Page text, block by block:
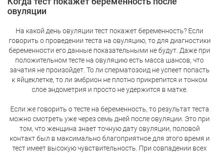
овуляции
На какой день овуляции тест покажет беременность? Если
говорить о проведении теста на овуляцию, то для диагностики
беременности его данные показательными не будут. Даже при
положительном тесте на овуляцию есть масса шансов, что
зачатия не произойдет. То ли сперматозоид не успеет попасть
к яйцеклетке, то ли эмбрион не плотно прикрепится и тонком
слое эндометрия и просто не удержится в матке.
Если же говорить о тесте на беременность, то результат теста
можно смотреть уже через семь дней после овуляции. Это при
том, что женщина знает точную дату овуляции, половой
контакт был в максимально благоприятное для этого время и
тест имеет высокую чувствительность. При совпадении всех